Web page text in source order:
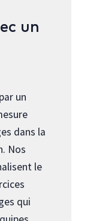
un
un
dans la
Nos
le
qui